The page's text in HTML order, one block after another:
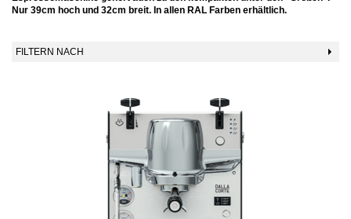
Nur 39cm hoch und 32cm breit. In allen RAL Farben erhältlich.
FILTERN NACH